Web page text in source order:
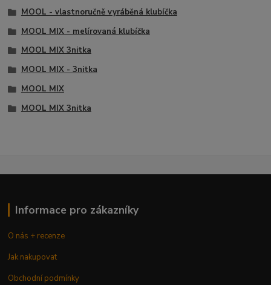
MOOL - vlastnoručně vyráběná klubíčka
MOOL MIX - melírovaná klubíčka
MOOL MIX 3nitka
MOOL MIX - 3nitka
MOOL MIX
MOOL MIX 3nitka
Informace pro zákazníky
O nás + recenze
Jak nakupovat
Obchodní podmínky